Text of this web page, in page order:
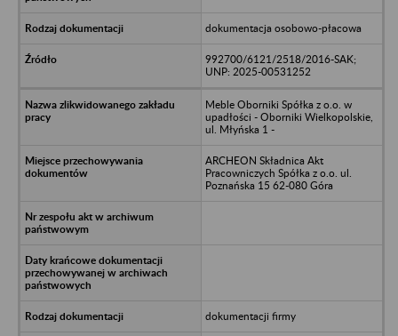
dokumentacja osobowo-płacowa
992700/6121/2518/2016-SAK;
UNP: 2025-00531252
Meble Oborniki Spółka z o.o. w
upadłości - Oborniki Wielkopolskie,
ul. Młyńska 1 -
ARCHEON Składnica Akt
Pracowniczych Spółka z o.o. ul.
Poznańska 15 62-080 Góra
dokumentacji firmy